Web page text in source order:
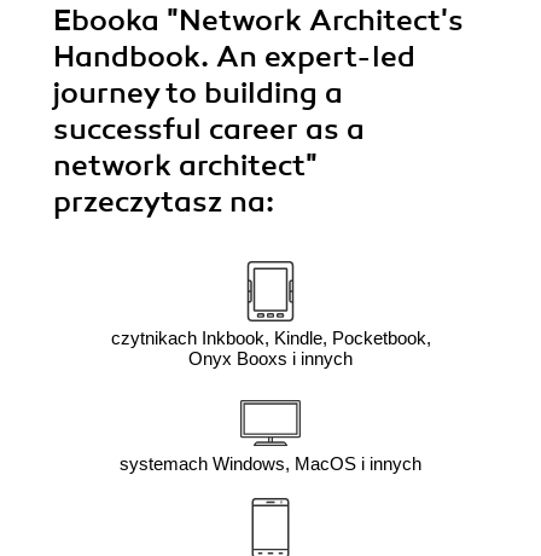
Ebooka "Network Architect's
Handbook. An expert-led
journey to building a
successful career as a
network architect"
przeczytasz na:
czytnikach Inkbook, Kindle, Pocketbook,
Onyx Booxs i innych
systemach Windows, MacOS i innych